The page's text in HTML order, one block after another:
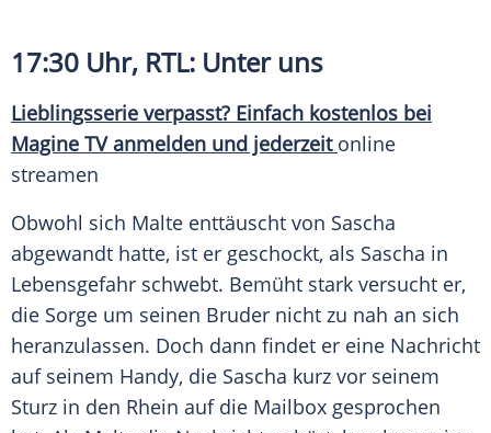
17:30 Uhr, RTL: Unter uns
Lieblingsserie verpasst? Einfach kostenlos bei
Magine TVanmelden und jederzeit online
streamen
Obwohl sich Malte enttäuscht von Sascha
abgewandt hatte, ist er geschockt, als Sascha in
Lebensgefahr schwebt. Bemüht stark versucht er,
die Sorge um seinen Bruder nicht zu nah an sich
heranzulassen. Doch dann findet er eine Nachricht
auf seinem Handy, die Sascha kurz vor seinem
Sturz in den Rhein auf die Mailbox gesprochen